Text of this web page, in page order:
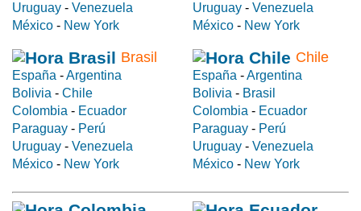
Uruguay - Venezuela
México - New York
Uruguay - Venezuela
México - New York
Brasil
España -Argentina
Bolivia - Chile
Colombia - Ecuador
Paraguay - Perú
Uruguay - Venezuela
México - New York
Chile
España -Argentina
Bolivia - Brasil
Colombia - Ecuador
Paraguay - Perú
Uruguay - Venezuela
México - New York